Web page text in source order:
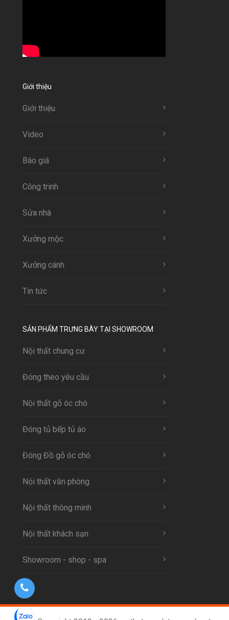
Giới thiệu
Giới thiệu
Video
Báo giá
Công trinh
Sửa nhà
Xưởng mộc
Xưởng cánh
Tin tức
SẢN PHẨM TRƯNG BÀY TẠI SHOWROOM
Nội thất chung cư
Đóng theo yêu cầu
Nội thất gỗ óc chó
Đóng tủ bếp tủ áo
Đóng Đồ gỗ óc chó
Nội thất văn phòng
Nội thất thông minh
Nội thất khách sạn
Showroom - shop - spa